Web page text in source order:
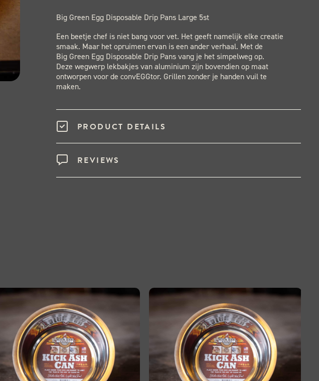
Big Green Egg Disposable Drip Pans Large 5st
Een beetje chef is niet bang voor vet. Het geeft namelijk elke creatie
smaak. Maar het opruimen ervan is een ander verhaal. Met de
Big Green Egg Disposable Drip Pans vang je het simpelweg op.
Deze wegwerp lekbakjes van aluminium zijn bovendien op maat
ontworpen voor de convEGGtor. Grillen zonder je handen vuil te
maken.
PRODUCT DETAILS
REVIEWS